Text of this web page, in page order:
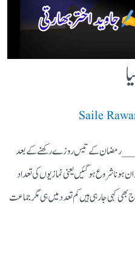
Saile
رمضان کے تیس روزے رکھنے کے بعد
ہونا شروع ہوگئیں یعنی نمازیوں کی تعداد
بھی کہی جارہی ہیں کم تعدد میں ہی مگر جماعت